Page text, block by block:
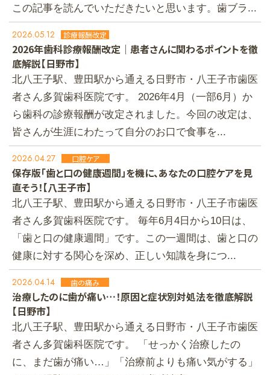
この記事を読んでいただきたいと思います。歯ブラ...
2026.05.12 診療報酬改定
2026年歯科診療報酬改定｜患者さんに関わるポイントを徹
底解説【日野市】
北八王子駅、豊田駅から通える日野市・八王子市歯医
者さん多賀歯科医院です。 2026年4月（一部6月）か
ら歯科の診療報酬が改定されました。今回の改定は、
皆さんが生涯にわたって自分のお口で食事を...
2026.04.27 口腔ケア
保存版「歯と口の健康週間」を機に、あなたの口腔ケアを見
直そう！【八王子市】
北八王子駅、豊田駅から通える日野市・八王子市歯医
者さん多賀歯科医院です。 毎年6月4日から10日は、
「歯と口の健康週間」です。この一週間は、歯と口の
健康に対する関心を深め、正しい知識を身につ...
2026.04.14 歯の痛み
治療したのに歯が痛い…！原因と症状別対処法を徹底解説
【日野市】
北八王子駅、豊田駅から通える日野市・八王子市歯医
者さん多賀歯科医院です。 「せっかく治療したの
に、まだ歯が痛い…」「治療前よりも痛い気がする」